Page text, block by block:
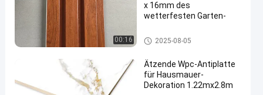
Umhüllung
n
i
00:16
x 16mm des
wetterfesten Garten-
WPC-Wand
2025-08-05
Ätzende Wpc-Antiplatte
für Hausmauer-
Dekoration 1.22mx2.8m